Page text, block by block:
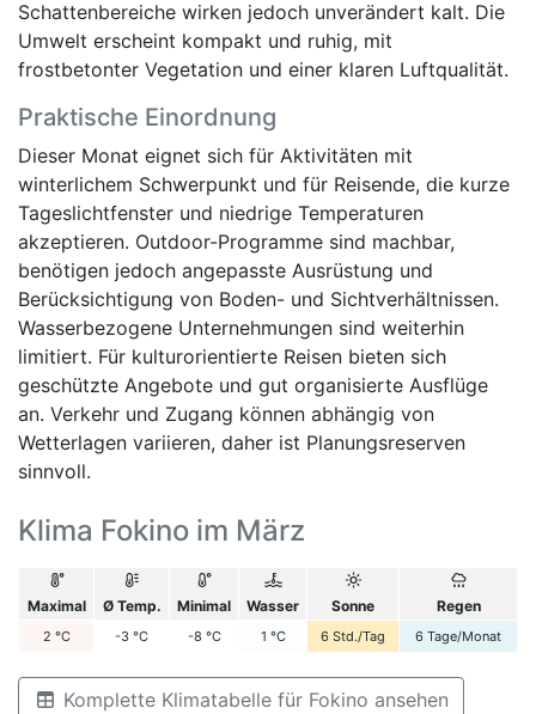
Schattenbereiche wirken jedoch unverändert kalt. Die
Umwelt erscheint kompakt und ruhig, mit
frostbetonter Vegetation und einer klaren Luftqualität.
Praktische Einordnung
Dieser Monat eignet sich für Aktivitäten mit
winterlichem Schwerpunkt und für Reisende, die kurze
Tageslichtfenster und niedrige Temperaturen
akzeptieren. Outdoor-Programme sind machbar,
benötigen jedoch angepasste Ausrüstung und
Berücksichtigung von Boden- und Sichtverhältnissen.
Wasserbezogene Unternehmungen sind weiterhin
limitiert. Für kulturorientierte Reisen bieten sich
geschützte Angebote und gut organisierte Ausflüge
an. Verkehr und Zugang können abhängig von
Wetterlagen variieren, daher ist Planungsreserven
sinnvoll.
Klima Fokino im März
Maximal Ø Temp. Minimal Wasser Sonne Regen
2 °C -3 °C -8 °C 1 °C 6 Std./Tag 6 Tage/Monat
Komplette Klimatabelle für Fokino ansehen